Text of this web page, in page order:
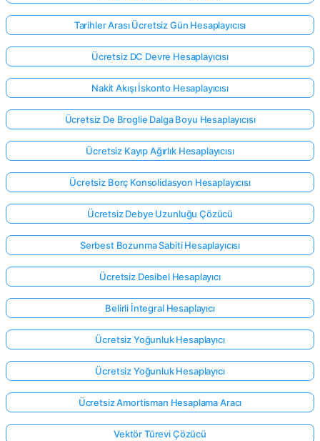
Tarihler Arası Ücretsiz Gün Hesaplayıcısı
Ücretsiz DC Devre Hesaplayıcısı
Nakit Akışı İskonto Hesaplayıcısı
Ücretsiz De Broglie Dalga Boyu Hesaplayıcısı
Ücretsiz Kayıp Ağırlık Hesaplayıcısı
Ücretsiz Borç Konsolidasyon Hesaplayıcısı
Ücretsiz Debye Uzunluğu Çözücü
Serbest Bozunma Sabiti Hesaplayıcısı
Ücretsiz Desibel Hesaplayıcı
Belirli İntegral Hesaplayıcı
Ücretsiz Yoğunluk Hesaplayıcı
Ücretsiz Yoğunluk Hesaplayıcı
Ücretsiz Amortisman Hesaplama Aracı
Vektör Türevi Çözücü